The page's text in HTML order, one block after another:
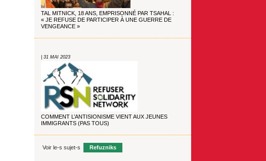
TAL MITNICK, 18 ANS, EMPRISONNÉ PAR TSAHAL :
« JE REFUSE DE PARTICIPER À UNE GUERRE DE
VENGEANCE »
| 31 MAI 2023
COMMENT L’ANTISIONISME VIENT AUX JEUNES
IMMIGRANTS (PAS TOUS)
Voir le-s sujet-s Refuzniks